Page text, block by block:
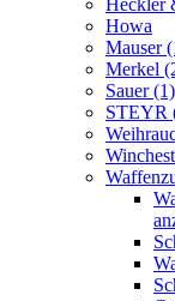
Howa
Mauser
Merkel
Sauer (1)
STEYR